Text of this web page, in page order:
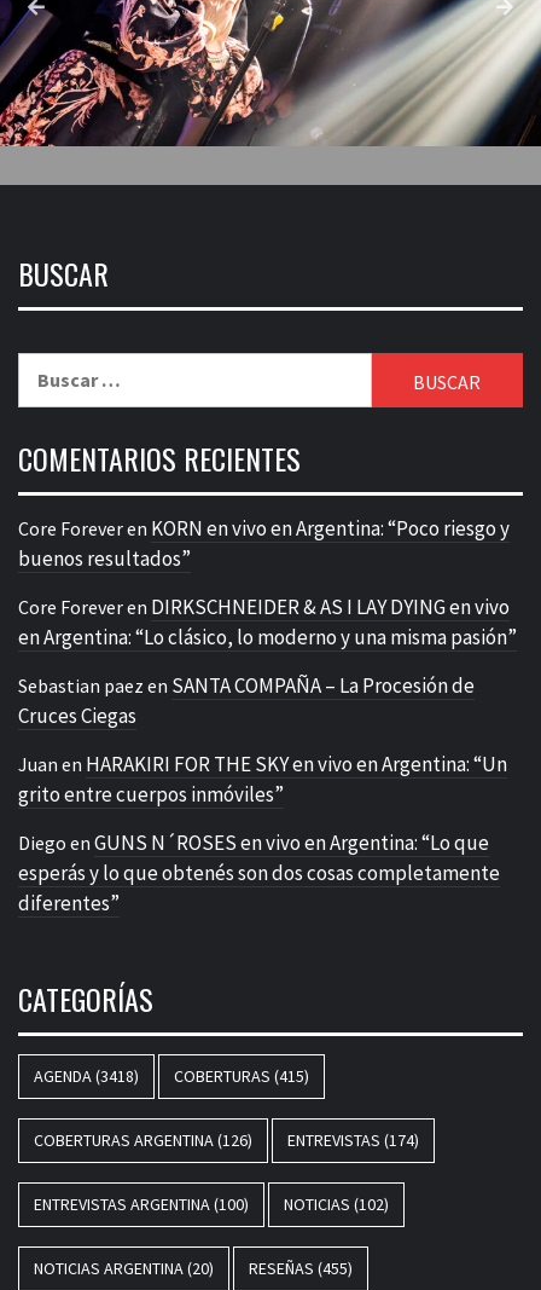
BUSCAR
COMENTARIOS RECIENTES
Core Foreveren KORN en vivo en Argentina: “Poco riesgo y
buenos resultados”
Core Foreveren DIRKSCHNEIDER & AS I LAY DYING en vivo
en Argentina: “Lo clásico, lo moderno y una misma pasión”
Sebastian paez en SANTA COMPAÑA – La Procesión de
Cruces Ciegas
Juan en HARAKIRI FOR THE SKY en vivo en Argentina: “Un
grito entre cuerpos inmóviles”
Diego en GUNS N´ROSES en vivo en Argentina: “Lo que
esperás y lo que obtenés son dos cosas completamente
diferentes”
CATEGORÍAS
AGENDA(3418) COBERTURAS (415)
COBERTURAS ARGENTINA(126) ENTREVISTAS (174)
ENTREVISTAS ARGENTINA(100) NOTICIAS (102)
NOTICIAS ARGENTINA(20) RESEÑAS (455)